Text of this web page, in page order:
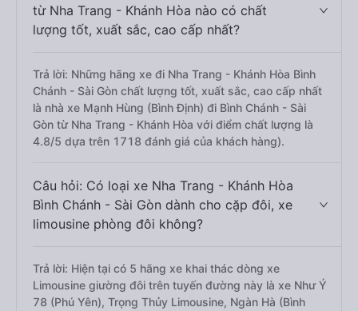
từ Nha Trang - Khánh Hòa nào có chất
lượng tốt, xuất sắc, cao cấp nhất?
Trả lời: Những hãng xe đi Nha Trang - Khánh Hòa Bình
Chánh - Sài Gòn chất lượng tốt, xuất sắc, cao cấp nhất
là nhà xe Mạnh Hùng (Bình Định) đi Bình Chánh - Sài
Gòn từ Nha Trang - Khánh Hòa với điểm chất lượng là
4.8/5 dựa trên 1718 đánh giá của khách hàng).
Câu hỏi: Có loại xe Nha Trang - Khánh Hòa
Bình Chánh - Sài Gòn dành cho cặp đôi, xe
limousine phòng đôi không?
Trả lời: Hiện tại có 5 hãng xe khai thác dòng xe
Limousine giường đôi trên tuyến đường này là xe Như Ý
78 (Phú Yên), Trọng Thủy Limousine, Ngàn Hà (Bình